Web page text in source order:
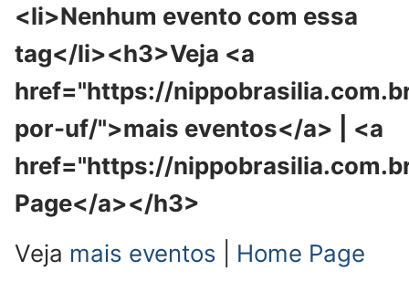
<li>Nenhum evento com essa
tag</li><h3>Veja <a
href="https://
por-uf/">mais eventos</a> | <a
href="https://
Page</a></h3>
Veja mais eventos Home Page